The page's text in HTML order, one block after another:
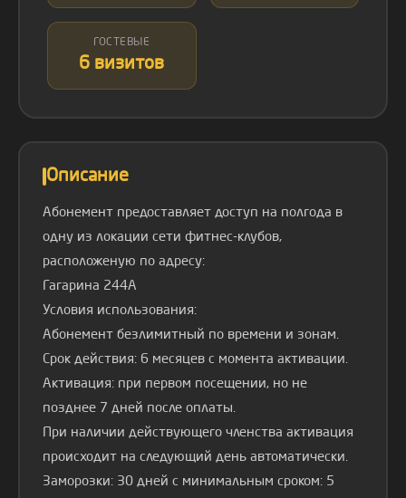
ГОСТЕВЫЕ
6 визитов
Описание
Абонемент предоставляет доступ на полгода в
одну из локации сети фитнес-клубов,
расположеную по адресу:
Гагарина 244А
Условия использования:
Абонемент безлимитный по времени и зонам.
Срок действия: 6 месяцев с момента активации.
Активация: при первом посещении, но не
позднее 7 дней после оплаты.
При наличии действующего членства активация
происходит на следующий день автоматически.
Заморозки: 30 дней с минимальным сроком: 5